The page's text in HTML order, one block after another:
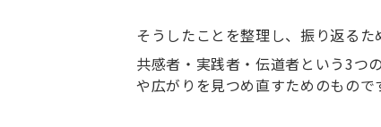
そうしたことを整理し、振り返るた
共感者・実践者・伝道者という3つ
や広がりを見つめ直すためのもので